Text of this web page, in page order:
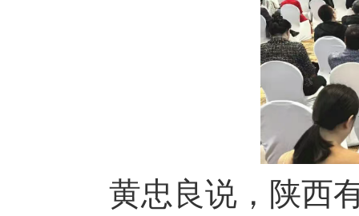
黄忠良说，陕西